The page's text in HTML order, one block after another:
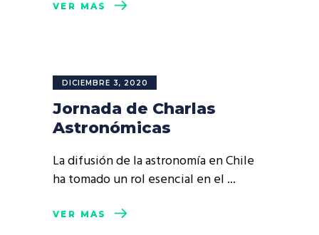
VER MÁS
DICIEMBRE 3, 2020
Jornada de Charlas
Astronómicas
La difusión de la astronomía en Chile
ha tomado un rol esencial en el
VER MÁS